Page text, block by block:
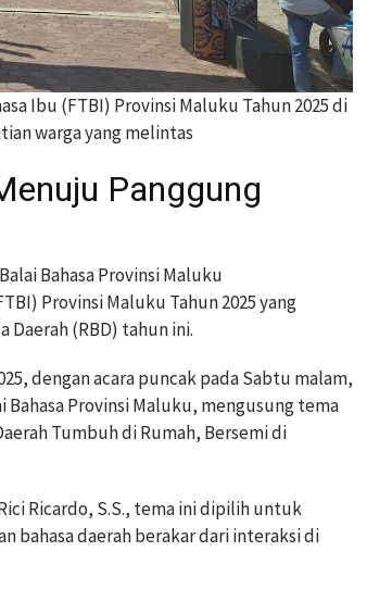
Ibu (FTBI) Provinsi Maluku Tahun 2025 di
warga yang melintas
Panggung
Bahasa Provinsi Maluku
Provinsi Maluku Tahun 2025 yang
Daerah (RBD) tahun ini.
dengan acara puncak pada Sabtu malam,
Bahasa Provinsi Maluku, mengusung tema
Tumbuh di Rumah, Bersemi di
Ricardo, S.S., tema ini dipilih untuk
bahasa daerah berakar dari interaksi di